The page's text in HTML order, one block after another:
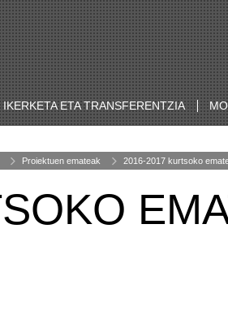
IKERKETA ETA TRANSFERENTZIA
Proiektuen emateak 2016-2017 kurtsoko